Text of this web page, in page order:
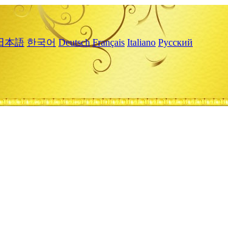
本語 한국어 Deutsch Français Italiano Русский